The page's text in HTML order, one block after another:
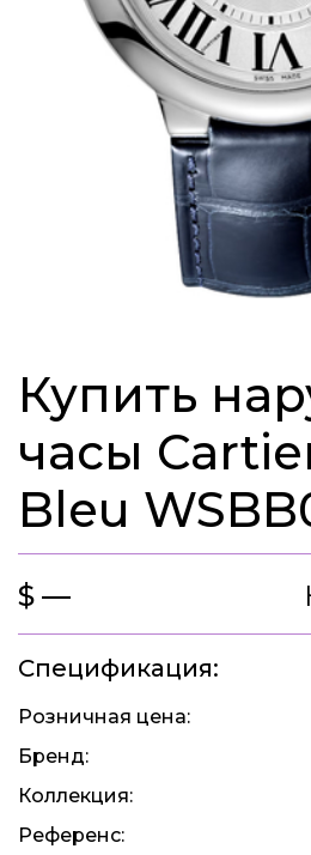
Купить
часы
Bleu
$ —
Спецификация:
Розничная цена:
Бренд:
Коллекция:
Референс: